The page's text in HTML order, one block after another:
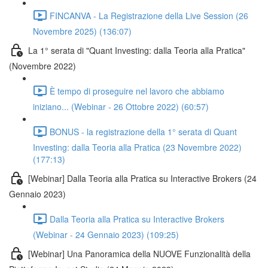
FINCANVA - La Registrazione della Live Session (26
Novembre 2025) (136:07)
La 1° serata di "Quant Investing: dalla Teoria alla Pratica"
(Novembre 2022)
È tempo di proseguire nel lavoro che abbiamo
iniziano... (Webinar - 26 Ottobre 2022) (60:57)
BONUS - la registrazione della 1° serata di Quant
Investing: dalla Teoria alla Pratica (23 Novembre 2022)
(177:13)
[Webinar] Dalla Teoria alla Pratica su Interactive Brokers (24
Gennaio 2023)
Dalla Teoria alla Pratica su Interactive Brokers
(Webinar - 24 Gennaio 2023) (109:25)
[Webinar] Una Panoramica della NUOVE Funzionalità della